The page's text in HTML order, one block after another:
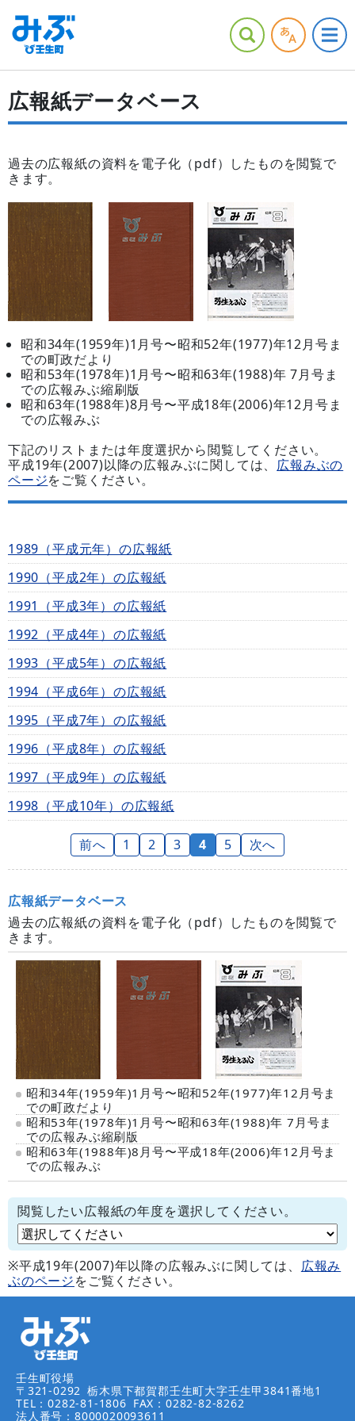
広報紙データベース
過去の広報紙の資料を電子化（pdf）したものを閲覧で
きます。
昭和34年(1959年)1月号〜昭和52年(1977)年12月号ま
での町政だより
昭和53年(1978年)1月号〜昭和63年(1988)年 7月号ま
での広報みぶ縮刷版
昭和63年(1988年)8月号〜平成18年(2006)年12月号ま
での広報みぶ
下記のリストまたは年度選択から閲覧してください。
平成19年(2007)以降の広報みぶに関しては、 広報みぶの
ページをご覧ください。
1989（平成元年）の広報紙
1990（平成2年）の広報紙
1991（平成3年）の広報紙
1992（平成4年）の広報紙
1993（平成5年）の広報紙
1994（平成6年）の広報紙
1995（平成7年）の広報紙
1996（平成8年）の広報紙
1997（平成9年）の広報紙
1998（平成10年）の広報紙
前へ 1 2 3 4 5 次へ
広報紙データベース
過去の広報紙の資料を電子化（pdf）したものを閲覧で
きます。
昭和34年(1959年)1月号〜昭和52年(1977)年12月号ま
での町政だより
昭和53年(1978年)1月号〜昭和63年(1988)年 7月号ま
での広報みぶ縮刷版
昭和63年(1988年)8月号〜平成18年(2006)年12月号ま
での広報みぶ
閲覧したい広報紙の年度を選択してください。
※平成19年(2007)年以降の広報みぶに関しては、 広報み
ぶのページをご覧ください。
壬生町役場
〒321-0292 栃木県下都賀郡壬生町大字壬生甲3841番地1
TEL：0282-81-1806 FAX：0282-82-8262
法人番号：8000020093611